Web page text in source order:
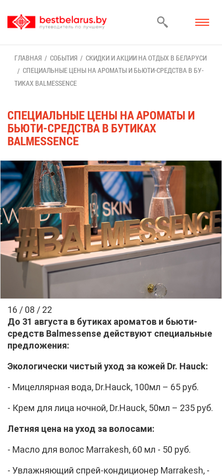
ГЛАВ­НАЯ СО­БЫ­ТИЯ
СКИД­КИ И АК­ЦИИ НА ОТ­ДЫХ В БЕ­ЛА­РУ­СИ
СПЕ­ЦИ­АЛЬ­НЫЕ ЦЕ­НЫ НА АРО­МА­ТЫ И БЬЮ­ТИ-СРЕД­СТВА В БУ­
ТИ­КАХ BALMESSENCE
СПЕ­ЦИ­АЛЬ­НЫЕ ЦЕ­НЫ НА АРО­МА­ТЫ И
БЬЮ­ТИ-СРЕД­СТВА В БУ­ТИ­КАХ
BALMESSENCE
16 / 08 / 22
До 31 ав­гу­ста в бу­ти­ках аро­ма­тов и бью­ти-
средств Balmessense дей­ству­ют спе­ци­аль­ные
пред­ло­же­ния:
Эко­ло­ги­че­ски чи­стый уход за ко­жей Dr. Hauck:
- Ми­цел­ляр­ная во­да, Dr.​Hauck, 100мл – 65 руб.
- Крем для ли­ца ноч­ной, Dr.​Hauck, 50мл – 235 руб.
Лет­няя це­на на уход за во­ло­са­ми:
- Мас­ло для во­лос Marrakesh, 60 мл - 50 руб.
- Увлаж­ня­ю­щий спрей-кон­ди­ци­о­нер Marrakesh, -